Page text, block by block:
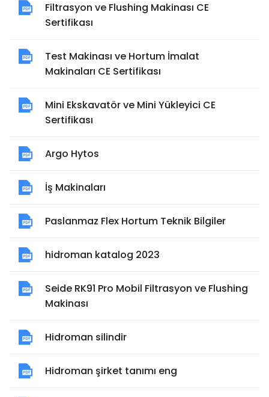
Filtrasyon ve Flushing Makinası CE
Sertifikası
Test Makinası ve Hortum İmalat
Makinaları CE Sertifikası
Mini Ekskavatör ve Mini Yükleyici CE
Sertifikası
Argo Hytos
İş Makinaları
Paslanmaz Flex Hortum Teknik Bilgiler
hidroman katalog 2023
Seide RK91 Pro Mobil Filtrasyon ve Flushing
Makinası
Hidroman silindir
Hidroman şirket tanımı eng